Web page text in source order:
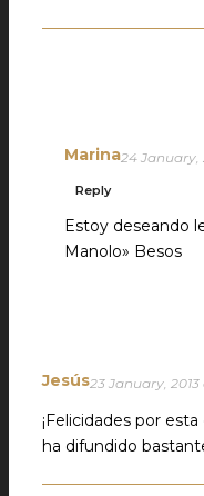
Marina24 January,
Reply
Estoy deseando
Manolo» Besos
Jesús23 January, 2013
¡Felicidades por
ha difundido